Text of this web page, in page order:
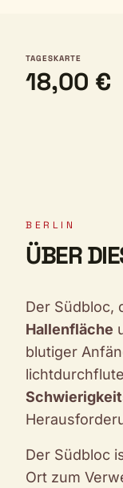
TAGESKARTE
18,00 €
BERLIN
ÜBER
Der Südbloc,
Hallenfläche
blutiger
Der Südbloc
Ort zum